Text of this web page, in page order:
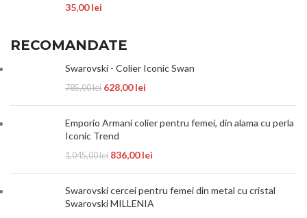
35,00lei
RECOMANDATE
Swarovski - Colier Iconic Swan
785,00lei 628,00lei
Emporio Armani colier pentru femei, din alama cu perla
Iconic Trend
1.045,00lei 836,00lei
Swarovski cercei pentru femei din metal cu cristal
Swarovski MILLENIA